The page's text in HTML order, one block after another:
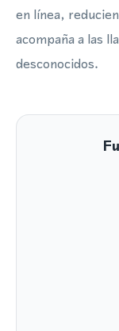
en línea,
acompaña a las
desconocidos.